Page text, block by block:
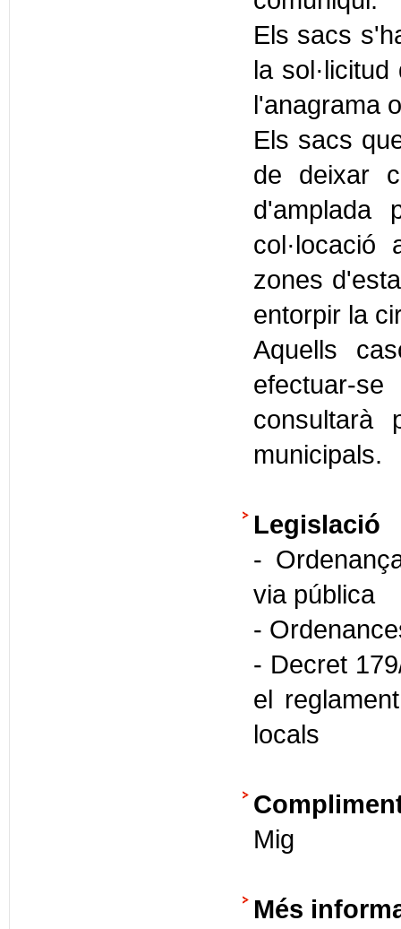
Els sacs
la
l'anagrama
Els sacs
de deixar
d'amplada
zones
entorpir la
Aquells
efectuar-
consultarà
municipals.
Legislació
-
via pública
-
- Decret
el
locals
Mig
Més